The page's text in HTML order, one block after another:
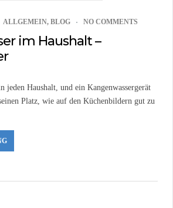
ALLGEMEIN, BLOG NO COMMENTS
im Haushalt –
jeden Haushalt, und ein Kangenwassergerät
Platz, wie auf den Küchenbildern gut zu